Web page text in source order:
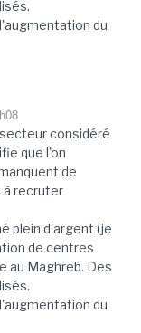
du
considéré
que l'on
de
à recruter
plein d'argent (je
de centres
au Maghreb. Des
du